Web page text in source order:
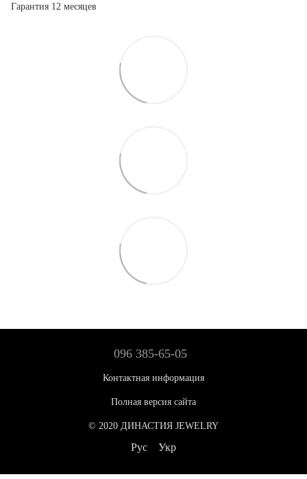
Гарантия 12 месяцев
096 385-65-05
Контактная информация
Полная версия сайта
© 2020 ДИНАСТИЯ JEWELRY
Рус Укр